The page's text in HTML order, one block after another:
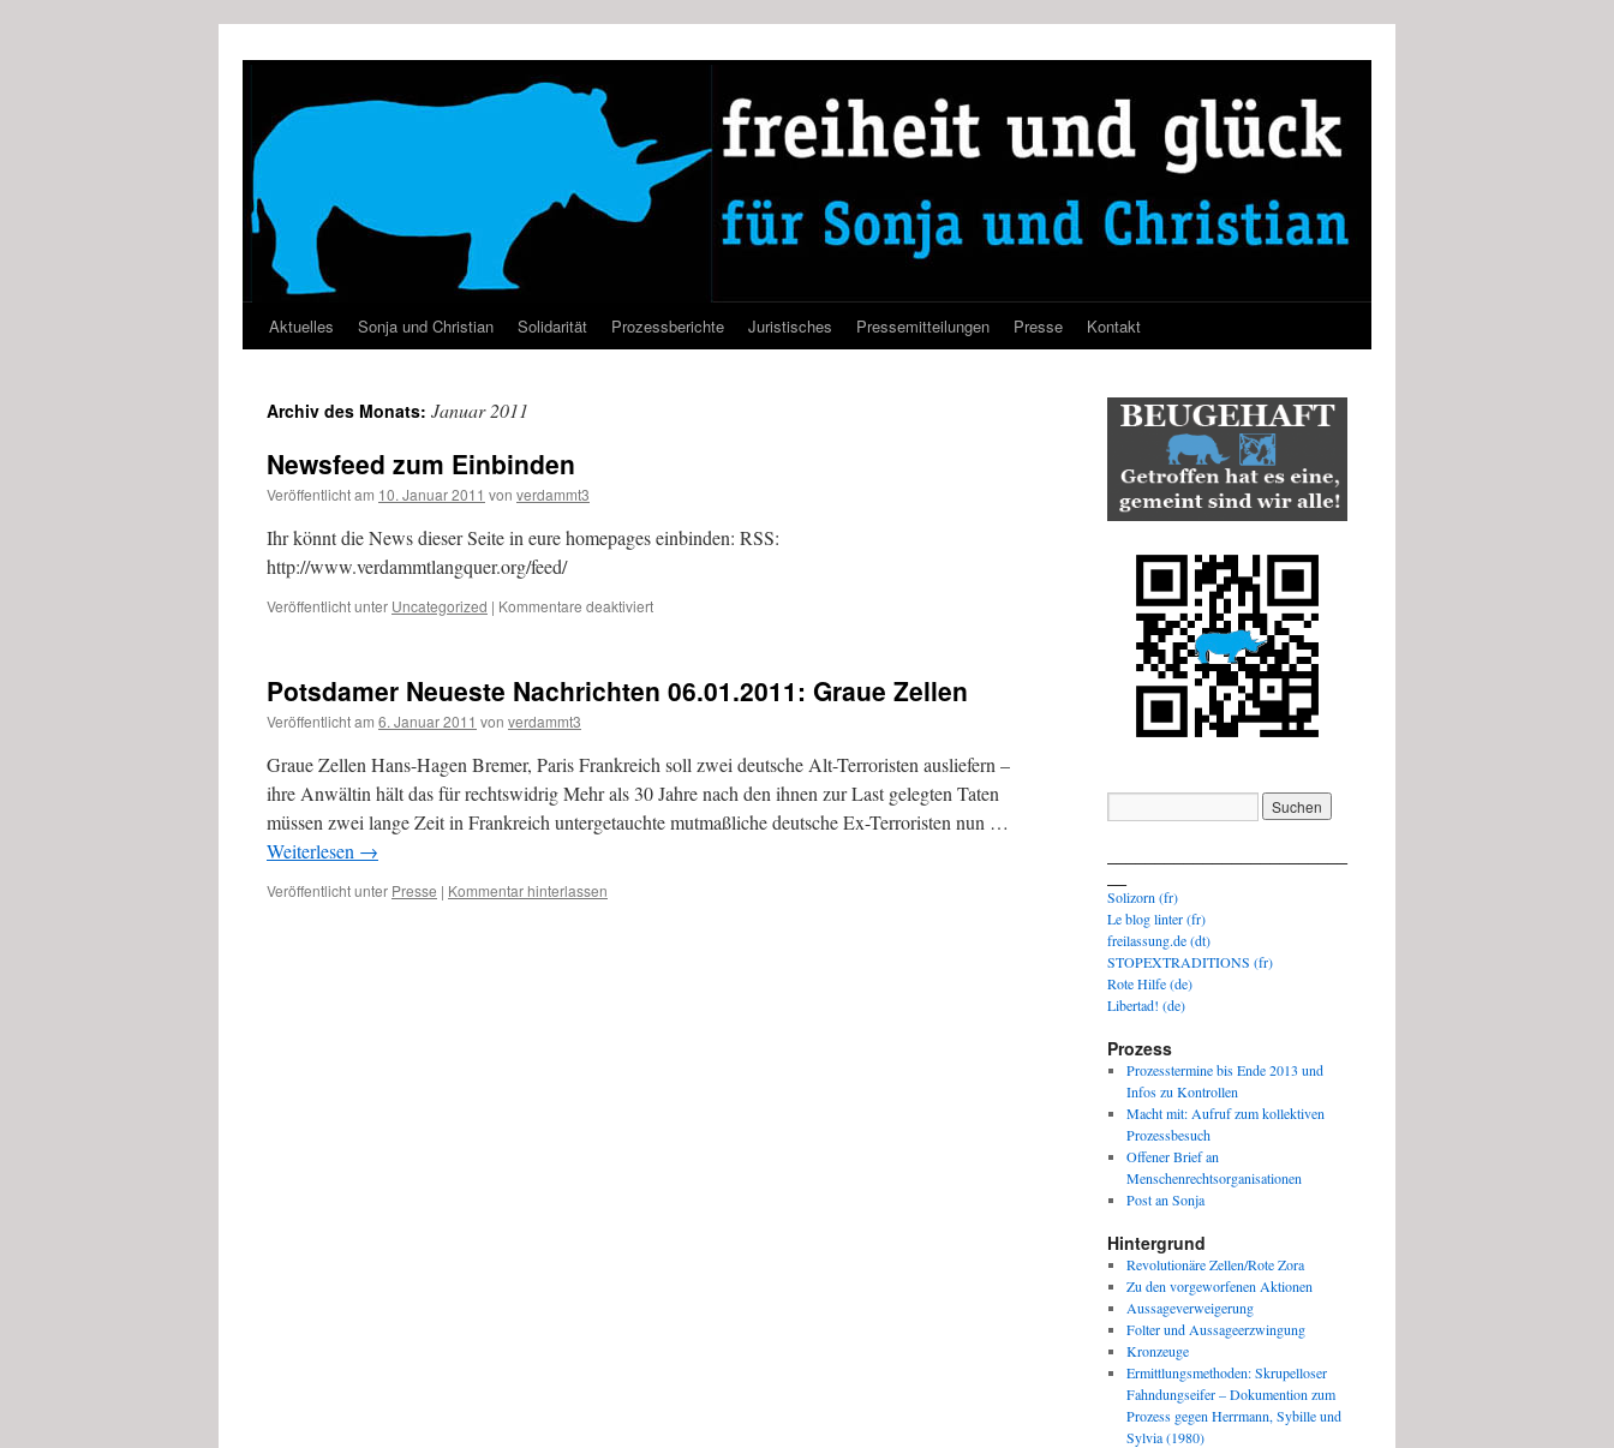
Aktuelles Sonja und Christian Solidarität Prozessberichte Juristisches Pressemitteilungen Presse Kontakt
Archiv des Monats: Januar 2011
Newsfeed zum Einbinden
Veröffentlicht am 10. Januar 2011 von verdammt3
Ihr könnt die News dieser Seite in eure homepages einbinden: RSS:
http://www.verdammtlangquer.org/feed/
Veröffentlicht unter Uncategorized | Kommentare deaktiviertfür
Potsdamer Neueste Nachrichten 06.01.2011: Graue Zellen
Veröffentlicht am 6. Januar 2011 von verdammt3
Graue Zellen Hans-Hagen Bremer, Paris Frankreich soll zwei deutsche Alt-Terroristen ausliefern –
ihre Anwältin hält das für rechtswidrig Mehr als 30 Jahre nach den ihnen zur Last gelegten Taten
müssen zwei lange Zeit in Frankreich untergetauchte mutmaßliche deutsche Ex-Terroristen nun …
Weiterlesen →
Veröffentlicht unter Presse | Kommentar hinterlassen
Solizorn (fr)
Le blog linter (fr)
freilassung.de (dt)
STOPEXTRADITIONS (fr)
Rote Hilfe (de)
Libertad! (de)
Prozess
Prozesstermine bis Ende 2013 und
Infos zu Kontrollen
Macht mit: Aufruf zum kollektiven
Prozessbesuch
Offener Brief an
Menschenrechtsorganisationen
Post an Sonja
Hintergrund
Revolutionäre Zellen/Rote Zora
Zu den vorgeworfenen Aktionen
Aussageverweigerung
Folter und Aussageerzwingung
Kronzeuge
Ermittlungsmethoden: Skrupelloser
Fahndungseifer – Dokumention zum
Prozess gegen Herrmann, Sybille und
Sylvia (1980)